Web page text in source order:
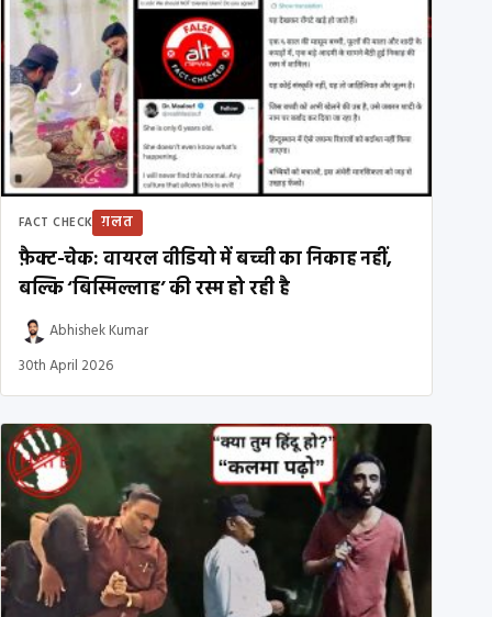
FACT CHECK ग़लत
फ़ैक्ट-चेक: वायरल वीडियो में बच्ची का निकाह नहीं,
बल्कि ‘बिस्मिल्लाह’ की रस्म हो रही है
Abhishek Kumar
30th April 2026